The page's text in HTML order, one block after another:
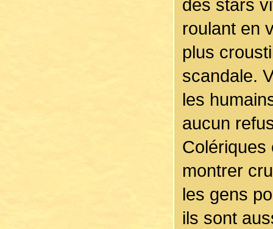
des stars
roulant en
plus
scandale.
les
aucun
Colériques
montrer
les gens
ils sont